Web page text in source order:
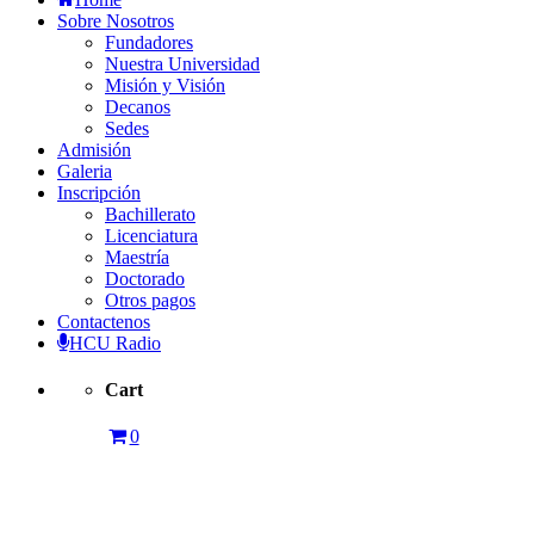
Sobre Nosotros
Fundadores
Nuestra Universidad
Misión y Visión
Decanos
Sedes
Admisión
Galeria
Inscripción
Bachillerato
Licenciatura
Maestría
Doctorado
Otros pagos
Contactenos
HCU Radio
Cart
0